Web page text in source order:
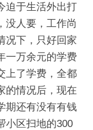
迫于生活外出打
没人要，工作尚
况下，只好回家
一万余元的学费
上了学费，全都
的情况后，现在
期还有没有有钱
小区扫地的300